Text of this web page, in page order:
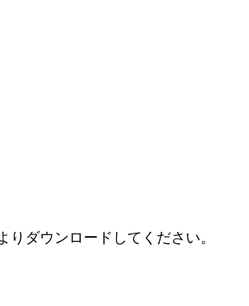
りダウンロードしてください。